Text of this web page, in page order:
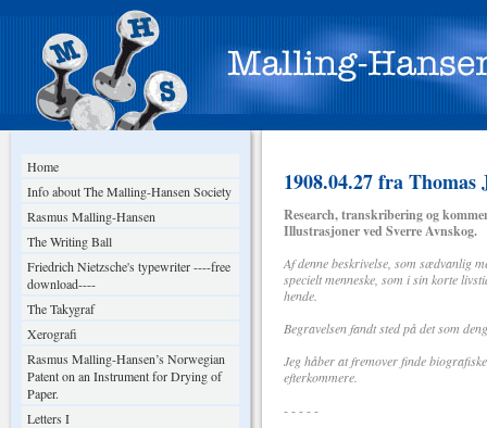
Home
Info about The Malling-Hansen Society
Rasmus Malling-Hansen
The Writing Ball
Friedrich Nietzsche's typewriter ----free
download----
The Takygraf
Xerografi
Rasmus Malling-Hansen’s Norwegian
Patent on an Instrument for Drying of
Paper.
Letters I
1908.04.27 fra
Research, transkribering og
Illustrasjoner ved Sverre Avnskog.
Af denne beskrivelse, som sædvanlig
specielt menneske, som i sin korte
hende.
Begravelsen fandt sted på det som
Jeg håber at fremover finde
efterkommere.
- - - - -